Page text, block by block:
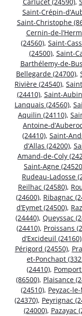
Saint-Crépin-
Saint-Christophe
Cernin-de-
(24560), Saint-
(24500), Saint-
Barthélemy-de-
Bellegarde (24700),
Rivière (24540),
(24410), Saint-
Lanquais (24560),
Aquilin (24110),
Antoine-
(24410), Saint-
d’Allas (24200),
Amand-de-Coly
Saint-Agne
Rudeau-Ladosse
Reilhac (24580),
(24600), Ribagnac
d’Eymet (24500),
(24440), Queyssac
(24410), Proissans
d’Excideuil (24160)
Périgord (24550),
et-Ponchapt
(24410),
(86500), Plaisance
(24510), Peyzac-
(24370), Peyrignac
(24000), Pazayac